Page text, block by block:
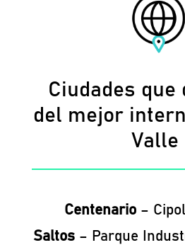
Ciudades
del mejor
Valle
Centenario –
Saltos – Parque